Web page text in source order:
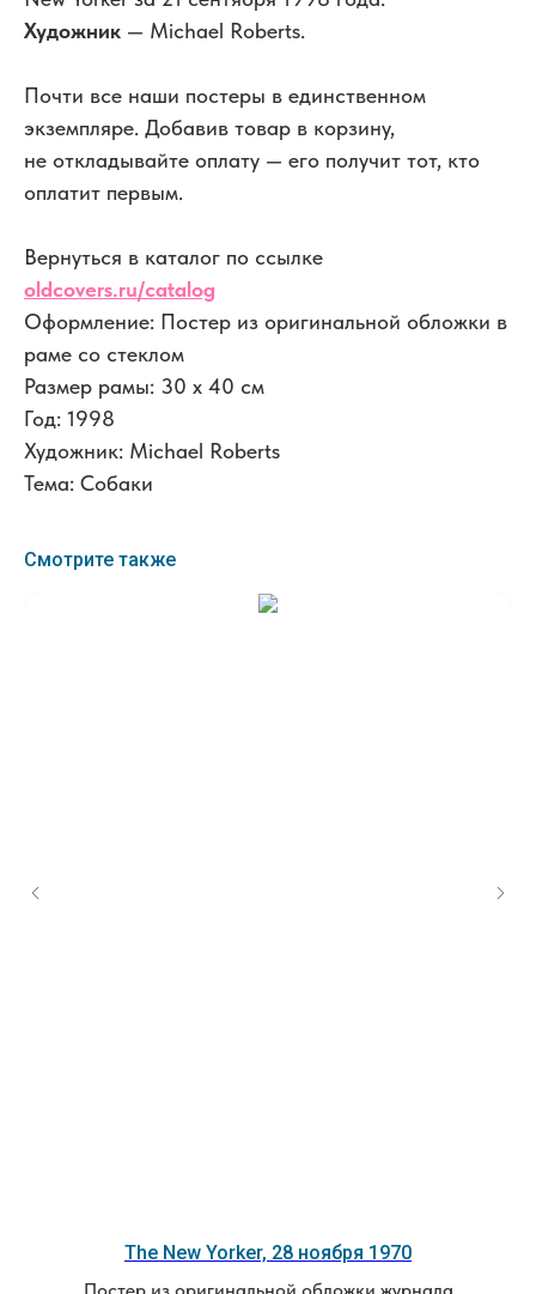
Художник — Michael Roberts.
Почти все наши постеры в единственном
экземпляре. Добавив товар в корзину,
не откладывайте оплату — его получит тот, кто
оплатит первым.
Вернуться в каталог по ссылке
oldcovers.ru/catalog
Оформление: Постер из оригинальной обложки в
раме со стеклом
Размер рамы: 30 x 40 см
Год: 1998
Художник: Michael Roberts
Тема: Собаки
Смотрите также
The New Yorker, 28 ноября 1970